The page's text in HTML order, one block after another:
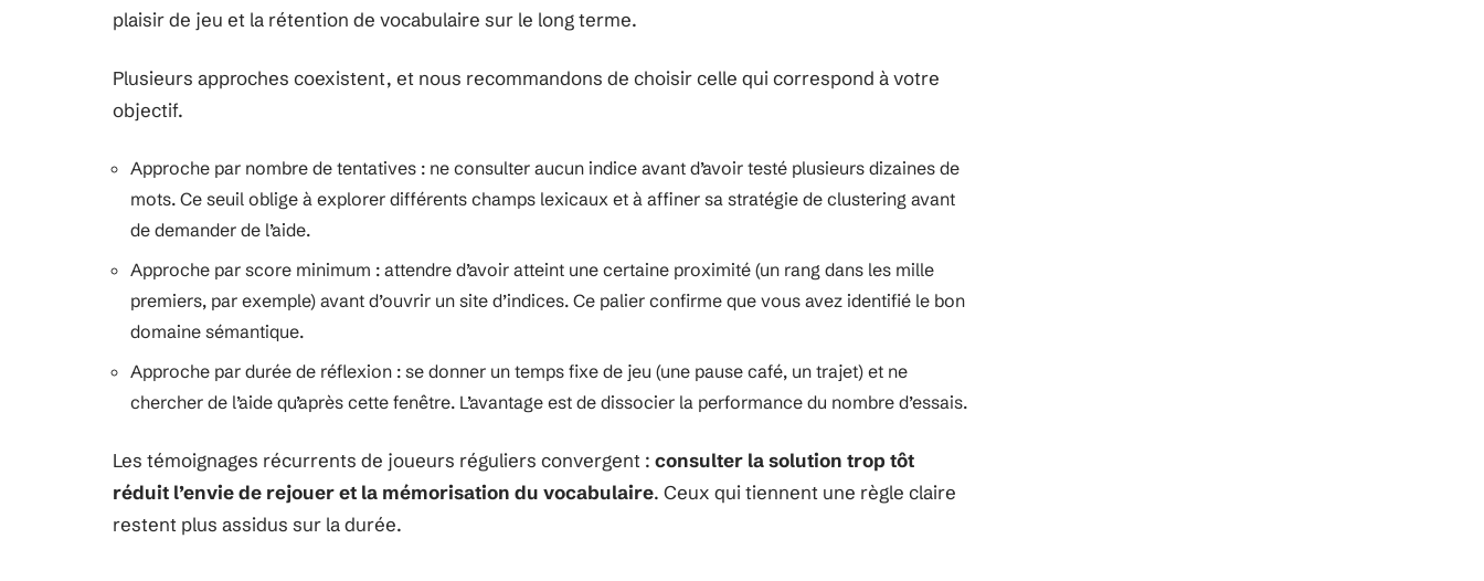
plaisir de jeu et la rétention de vocabulaire sur le long terme.
Plusieurs approches coexistent, et nous recommandons de choisir celle qui correspond à votre
objectif.
Approche par nombre de tentatives : ne consulter aucun indice avant d’avoir testé plusieurs dizaines de
mots. Ce seuil oblige à explorer différents champs lexicaux et à affiner sa stratégie de clustering avant
de demander de l’aide.
Approche par score minimum : attendre d’avoir atteint une certaine proximité (un rang dans les mille
premiers, par exemple) avant d’ouvrir un site d’indices. Ce palier confirme que vous avez identifié le bon
domaine sémantique.
Approche par durée de réflexion : se donner un temps fixe de jeu (une pause café, un trajet) et ne
chercher de l’aide qu’après cette fenêtre. L’avantage est de dissocier la performance du nombre d’essais.
Les témoignages récurrents de joueurs réguliers convergent : consulter la solution trop tôt
réduit l’envie de rejouer et la mémorisation du vocabulaire. Ceux qui tiennent une règle claire
restent plus assidus sur la durée.